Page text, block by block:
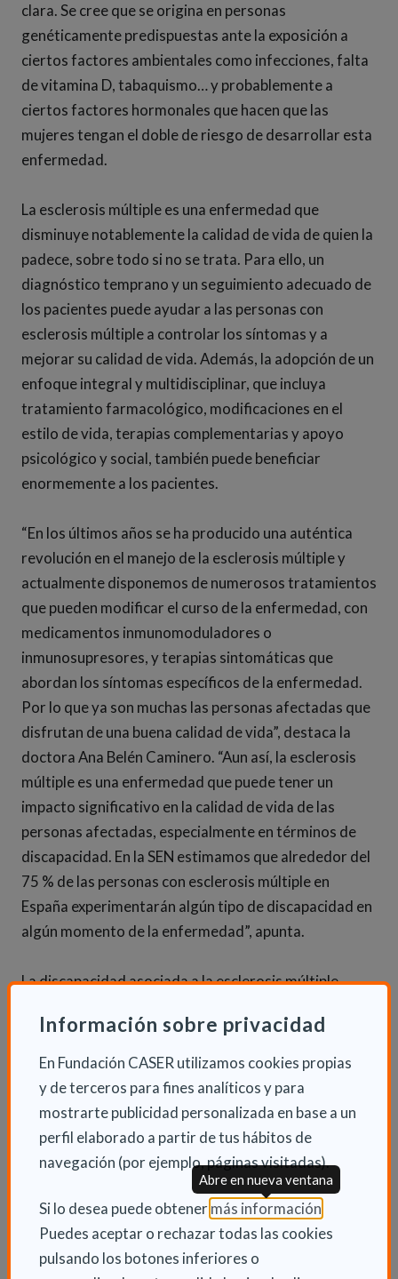
Información sobre privacidad
En Fundación CASER utilizamos cookies propias
y de terceros para fines analíticos y para
mostrarte publicidad personalizada en base a un
perfil elaborado a partir de tus hábitos de
navegación (por ejemplo, páginas visitadas).
Si lo desea puede obtener más información(Abre en
Puedes aceptar o rechazar todas las cookies
pulsando los botones inferiores o
Abre en nueva ventana
clara. Se cree que se origina en personas
genéticamente predispuestas ante la exposición a
ciertos factores ambientales como infecciones, falta
de vitamina D, tabaquismo… y probablemente a
ciertos factores hormonales que hacen que las
mujeres tengan el doble de riesgo de desarrollar esta
enfermedad.
La esclerosis múltiple es una enfermedad que
disminuye notablemente la calidad de vida de quien la
padece, sobre todo si no se trata. Para ello, un
diagnóstico temprano y un seguimiento adecuado de
los pacientes puede ayudar a las personas con
esclerosis múltiple a controlar los síntomas y a
mejorar su calidad de vida. Además, la adopción de un
enfoque integral y multidisciplinar, que incluya
tratamiento farmacológico, modificaciones en el
estilo de vida, terapias complementarias y apoyo
psicológico y social, también puede beneficiar
enormemente a los pacientes.
“En los últimos años se ha producido una auténtica
revolución en el manejo de la esclerosis múltiple y
actualmente disponemos de numerosos tratamientos
que pueden modificar el curso de la enfermedad, con
medicamentos inmunomoduladores o
inmunosupresores, y terapias sintomáticas que
abordan los síntomas específicos de la enfermedad.
Por lo que ya son muchas las personas afectadas que
disfrutan de una buena calidad de vida”, destaca la
doctora Ana Belén Caminero. “Aun así, la esclerosis
múltiple es una enfermedad que puede tener un
impacto significativo en la calidad de vida de las
personas afectadas, especialmente en términos de
discapacidad. En la SEN estimamos que alrededor del
75 % de las personas con esclerosis múltiple en
España experimentarán algún tipo de discapacidad en
algún momento de la enfermedad”, apunta.
La discapacidad asociada a la esclerosis múltiple
dependiendo de los síntomas y la gravedad de la
enfermedad que experimente cada persona. Los
factores de discapacidad más comunes son los
problemas de movilidad, debilidad muscular, fatiga,
dolor, trastornos esfinterianos, dificultades para
hablar o tragar, problemas de visión y de equilibrio, y
problemas cognitivos como dificultad para
concentrarse y problemas de memoria. Además, la
discapacidad asociada a la esclerosis múltiple puede
variar a lo largo del tiempo y puede ser progresiva en